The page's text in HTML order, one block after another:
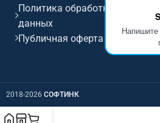
Политика обработки и защиты
данных
Публичная оферта
2018-2026 СОФТИНК